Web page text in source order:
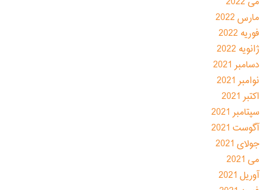
مارس 2022
فوریه 2022
ژانویه 2022
دسامبر 2021
نوامبر 2021
اکتبر 2021
سپتامبر 2021
آگوست 2021
جولای 2021
می 2021
آوریل 2021